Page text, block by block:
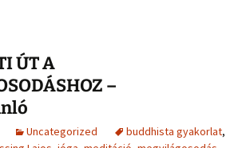
ÚT A
–
Uncategorized buddhista gyakorlat,